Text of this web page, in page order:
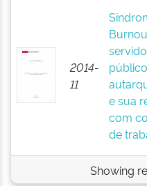
2014-
11
e sua
com
de
Showing